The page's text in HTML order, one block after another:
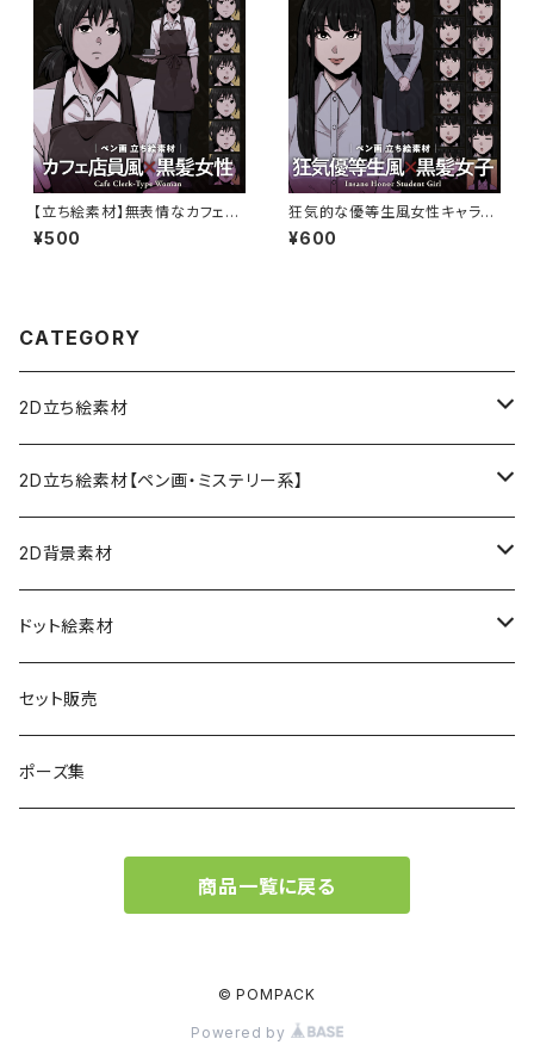
【立ち絵素材】無表情なカフェ店
員の女性キャラクター｜表情7
種・ペン画風・TRPG・ミステリ
¥500
狂気的な優等生風女性キャラク
ターの立ち絵素材｜ペン画調・
ミステリー・黒幕役向け
¥600
CATEGORY
2D立ち絵素材
ファンタジー
女性
男性
現代
女性
男性
2D立ち絵素材【ペン画・ミステリー系】
現代
女性
男性
ファンタジー
女性
男性
2D背景素材
ファンタジー
現代
ドット絵素材
背景素材
ファンタジー
立ち絵素材
セット販売
ポーズ集
商品一覧に戻る
© POMPACK
Powered by